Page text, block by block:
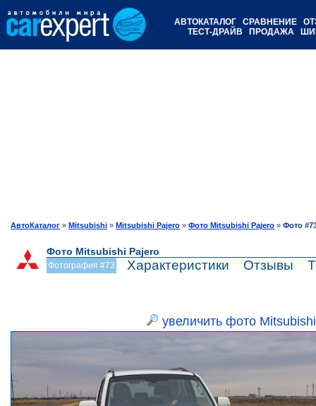
АВТОКАТАЛОГ СРАВНЕНИЕ
ТЕСТ-ДРАЙВ
ПРОДАЖА
АвтоКаталог » Mitsubishi » Mitsubishi Pajero » Фото Mitsubishi Pajero » Фото
Фото Mitsubishi Pajero
Фотография #73 Характеристики Отзывы
увеличить фото